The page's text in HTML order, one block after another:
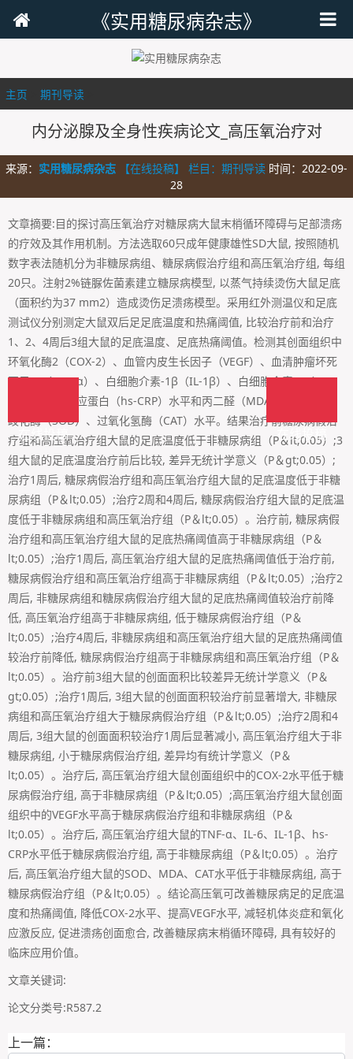
《实用糖尿病杂志》
主页 期刊导读
内分泌腺及全身性疾病论文_高压氧治疗对
来源： 实用糖尿病杂志 【在线投稿】 栏目： 期刊导读 时间：2022-09-
28
文章摘要:目的探讨高压氧治疗对糖尿病大鼠末梢循环障碍与足部溃疡
的疗效及其作用机制。方法选取60只成年健康雄性SD大鼠, 按照随机
数字表法随机分为非糖尿病组、糖尿病假治疗组和高压氧治疗组, 每组
20只。注射2%链脲佐菌素建立糖尿病模型, 以蒸气持续烫伤大鼠足底
（面积约为37 mm2）造成烫伤足溃疡模型。采用红外测温仪和足底
测试仪分别测定大鼠双后足足底温度和热痛阈值, 比较治疗前和治疗
1、2、4周后3组大鼠的足底温度、足底热痛阈值。检测其创面组织中
环氧化酶2（COX-2）、血管内皮生长因子（VEGF）、血清肿瘤坏死
因子-α（TNF-α）、白细胞介素-1β（IL-1β）、白细胞介素-6（IL-
6）、超敏C反应蛋白（hs-CRP）水平和丙二醛（MDA）、超氧化物
歧化酶（SOD）、过氧化氢酶（CAT）水平。结果治疗前糖尿病假治
疗组和高压氧治疗组大鼠的足底温度低于非糖尿病组（P＆lt;0.05）;3
组大鼠的足底温度治疗前后比较, 差异无统计学意义（P＆gt;0.05）;
治疗1周后, 糖尿病假治疗组和高压氧治疗组大鼠的足底温度低于非糖
尿病组（P＆lt;0.05）;治疗2周和4周后, 糖尿病假治疗组大鼠的足底温
度低于非糖尿病组和高压氧治疗组（P＆lt;0.05）。治疗前, 糖尿病假
治疗组和高压氧治疗组大鼠的足底热痛阈值高于非糖尿病组（P＆
lt;0.05）;治疗1周后, 高压氧治疗组大鼠的足底热痛阈值低于治疗前,
糖尿病假治疗组和高压氧治疗组高于非糖尿病组（P＆lt;0.05）;治疗2
周后, 非糖尿病组和糖尿病假治疗组大鼠的足底热痛阈值较治疗前降
低, 高压氧治疗组高于非糖尿病组, 低于糖尿病假治疗组（P＆
lt;0.05）;治疗4周后, 非糖尿病组和高压氧治疗组大鼠的足底热痛阈值
较治疗前降低, 糖尿病假治疗组高于非糖尿病组和高压氧治疗组（P＆
lt;0.05）。治疗前3组大鼠的创面面积比较差异无统计学意义（P＆
gt;0.05）;治疗1周后, 3组大鼠的创面面积较治疗前显著增大, 非糖尿
病组和高压氧治疗组大于糖尿病假治疗组（P＆lt;0.05）;治疗2周和4
周后, 3组大鼠的创面面积较治疗1周后显著减小, 高压氧治疗组大于非
糖尿病组, 小于糖尿病假治疗组, 差异均有统计学意义（P＆
lt;0.05）。治疗后, 高压氧治疗组大鼠创面组织中的COX-2水平低于糖
尿病假治疗组, 高于非糖尿病组（P＆lt;0.05）;高压氧治疗组大鼠创面
组织中的VEGF水平高于糖尿病假治疗组和非糖尿病组（P＆
lt;0.05）。治疗后, 高压氧治疗组大鼠的TNF-α、IL-6、IL-1β、hs-
CRP水平低于糖尿病假治疗组, 高于非糖尿病组（P＆lt;0.05）。治疗
后, 高压氧治疗组大鼠的SOD、MDA、CAT水平低于非糖尿病组, 高于
糖尿病假治疗组（P＆lt;0.05）。结论高压氧可改善糖尿病足的足底温
度和热痛阈值, 降低COX-2水平、提高VEGF水平, 减轻机体炎症和氧化
应激反应, 促进溃疡创面愈合, 改善糖尿病末梢循环障碍, 具有较好的
临床应用价值。
文章关键词:
论文分类号:R587.2
上一篇：
在线投稿
在线投稿